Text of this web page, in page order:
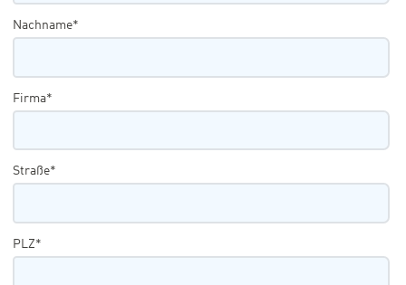
Nachname*
Firma*
Straße*
PLZ*